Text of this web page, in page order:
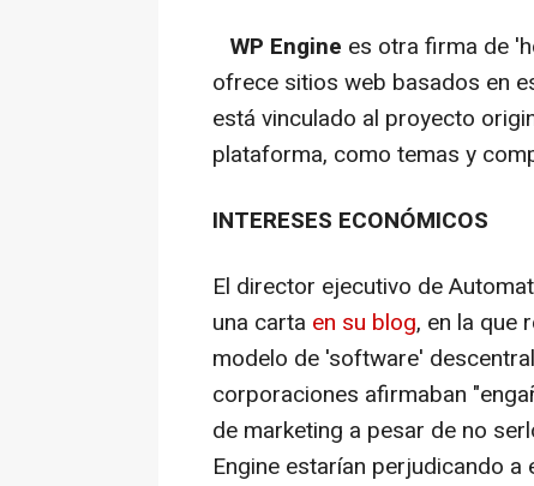
WP Engine es otra firma de
ofrece sitios web basados en
está vinculado al proyecto
plataforma, como temas y
INTERESES ECONÓMICOS
El director ejecutivo de
una carta en su blog, en la que
modelo de 'software'
corporaciones afirmaban
de marketing a pesar de no
Engine estarían perjudicando